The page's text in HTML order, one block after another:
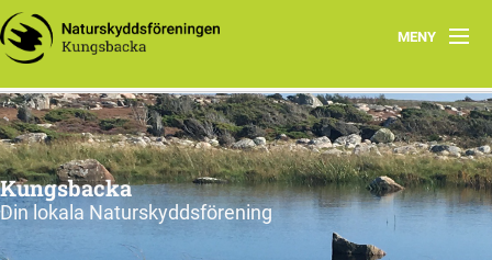
MENY
Hem
Om oss
Naturreservat i Kungsbacka
Kungsbacka
Din lokala Naturskyddsförening